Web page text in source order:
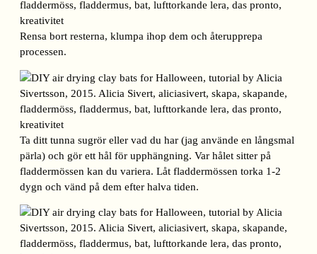
Rensa bort resterna, klumpa ihop dem och återupprepa
processen.
Ta ditt tunna sugrör eller vad du har (jag använde en långsmal
pärla) och gör ett hål för upphängning. Var hålet sitter på
fladdermössen kan du variera. Låt fladdermössen torka 1-2
dygn och vänd på dem efter halva tiden.